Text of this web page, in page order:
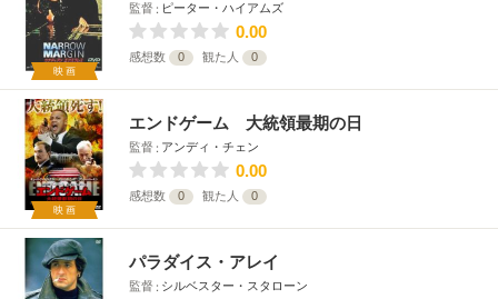
映画
監督 ピーター・ハイアムズ
0.00
感想数 0 観た人 0
映画
エンドゲーム 大統領最期の日
監督 アンディ・チェン
0.00
感想数 0 観た人 0
パラダイス・アレイ
監督 シルベスター・スタローン